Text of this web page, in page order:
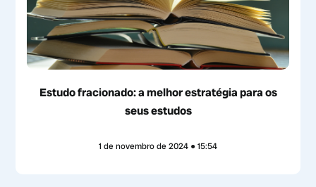
Estudo fracionado: a melhor estratégia para os
seus estudos
1 de novembro de 2024 15:54